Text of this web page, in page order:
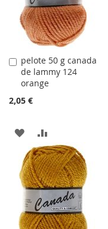
D'ACHATS
pelote 50 g canada
de lammy 124
orange
2,05 €
Ajouter
au
panier
AJOUTER
À
LA
LISTE
D'ACHATS
AU
COMPARATEUR